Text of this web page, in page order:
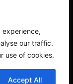
experience,
our traffic.
use of cookies.
Accept All
Pragi